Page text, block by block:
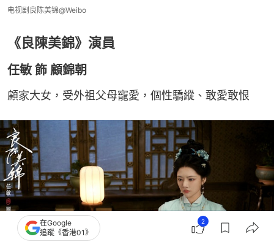
电视剧良陈美锦@Weibo
《良陳美錦》演員
任敏 飾 顧錦朝
顧家大女，受外祖父母寵愛，個性驕縱、敢愛敢恨
在Google
追蹤《香港01》
2